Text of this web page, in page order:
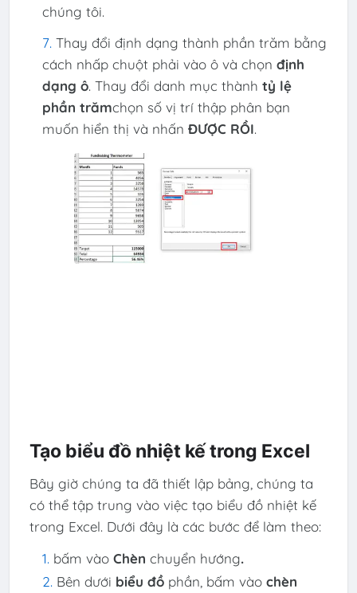
chúng tôi.
Thay đổi định dạng thành phần trăm bằng
cách nhấp chuột phải vào ô và chọn định
dạng ô. Thay đổi danh mục thành tỷ lệ
phần trămchọn số vị trí thập phân bạn
muốn hiển thị và nhấn ĐƯỢC RỒI.
Tạo biểu đồ nhiệt kế trong Excel
Bây giờ chúng ta đã thiết lập bảng, chúng ta
có thể tập trung vào việc tạo biểu đồ nhiệt kế
trong Excel. Dưới đây là các bước để làm theo:
bấm vào Chèn chuyển hướng.
Bên dưới biểu đồphần, bấm vào chèn